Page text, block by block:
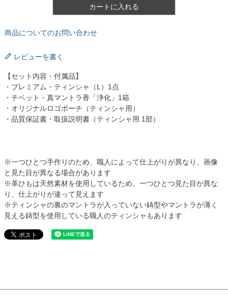
カートに入れる
商品についてのお問い合わせ
レビューを書く
【セット内容・付属品】
・プレミアム・ティンシャ（L）1点
・チベット・真マントラ香「浄化」1箱
・オリジナルロゴポーチ（ティンシャ用）
・品質保証書・取扱説明書（ティンシャ用 1部）
※一つひとつ手作りのため、職人によって仕上がりが異なり、画像
と見た目が異なる場合があります
※革ひもは天然素材を使用しているため、一つひとつ見た目が異な
り、仕上がりが違って見えます
※ティンシャの裏のマントラが入っていない鋳型やマントラが薄く
見える鋳型を使用している職人のティンシャもあります